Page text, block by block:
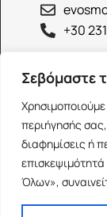
Σεβόμαστε
περιήγησής
διαφημίσεις ή
Όλων»,
+30
+30